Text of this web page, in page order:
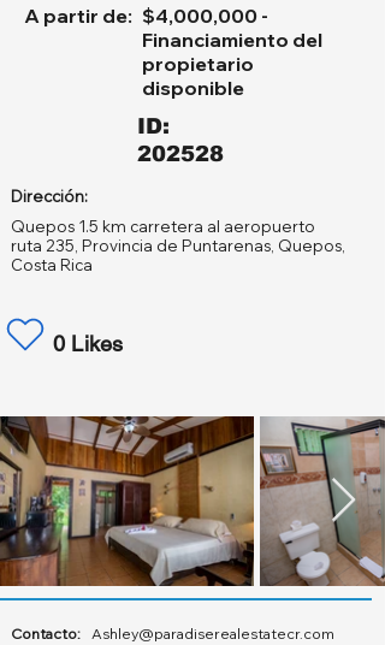
A partir de: $4,000,000 -
Financiamiento del
propietario
disponible
ID:
202528
Dirección:
Quepos 1.5 km carretera al aeropuerto
ruta 235, Provincia de Puntarenas, Quepos,
Costa Rica
0 Likes
Contacto: Ashley@paradiserealestatecr.com